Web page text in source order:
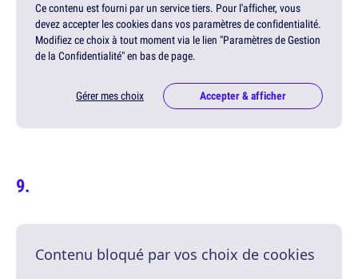
Ce contenu est fourni par un service tiers. Pour l'afficher, vous
devez accepter les cookies dans vos paramètres de confidentialité.
Modifiez ce choix à tout moment via le lien "Paramètres de Gestion
de la Confidentialité" en bas de page.
Gérer mes choix Accepter & afficher
Contenu bloqué par vos choix de cookies